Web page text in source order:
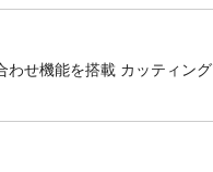
せ機能を搭載 カッティン